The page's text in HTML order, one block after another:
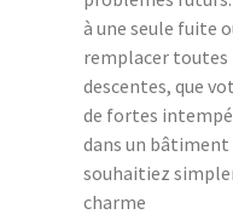
à une seule fuite
remplacer
descentes, que
de fortes
dans un bâtiment
souhaitiez
charme